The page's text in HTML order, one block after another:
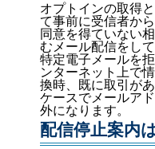
オプトインの取得
て事前に受信者か
同意を得ていない
むメール配信をし
特定電子メールを
ンターネット上で
換時、既に取引が
ケースでメールア
外になります。
配信停止案内